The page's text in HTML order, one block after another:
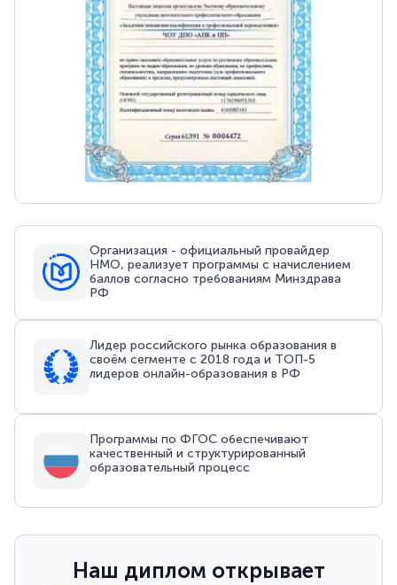
Организация - официальный провайдер
НМО, реализует программы с начислением
баллов согласно требованиям Минздрава
РФ
Лидер российского рынка образования в
своём сегменте с 2018 года и ТОП-5
лидеров онлайн-образования в РФ
Программы по ФГОС обеспечивают
качественный и структурированный
образовательный процесс
Наш диплом открывает